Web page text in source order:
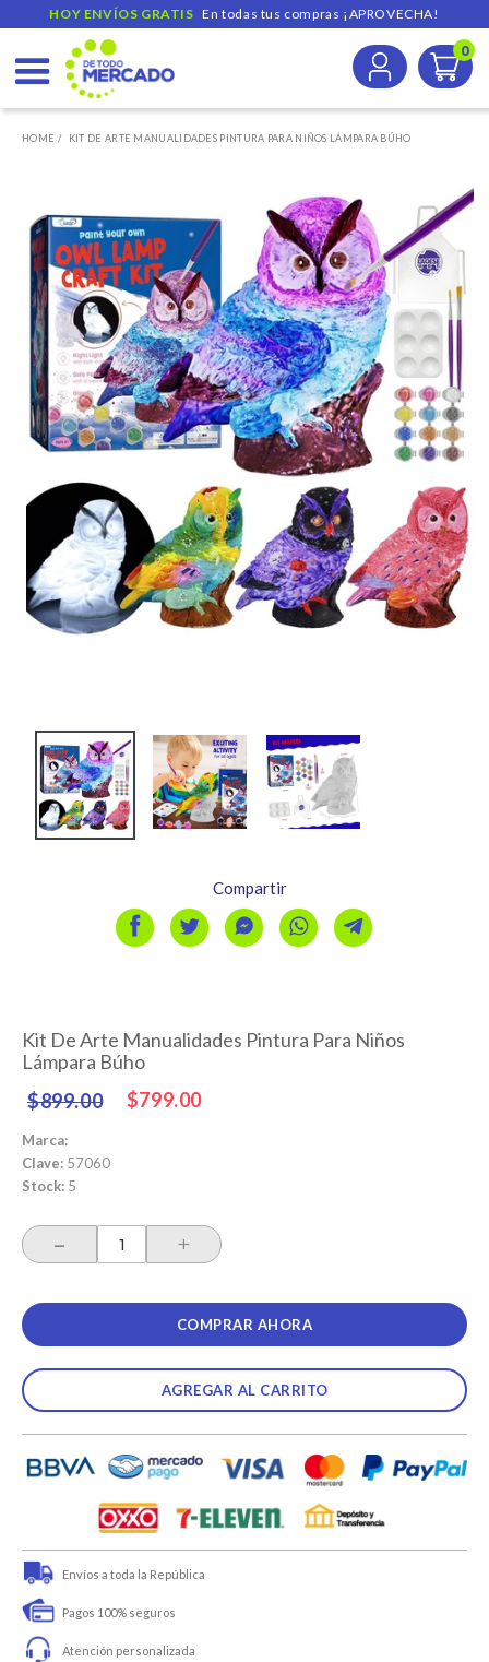
directamente
HOY ENVÍOS GRATIS En todas tus compras ¡APROVECHA!
0
HOME / KIT DE ARTE MANUALIDADES PINTURA PARA NIÑOS LÁMPARA BÚHO
Compartir
Kit De Arte Manualidades Pintura Para Niños
Lámpara Búho
Precio
habitual
$899.00
Precio
$799.00
Marca:
Clave: 57060
Stock: 5
- +
COMPRAR AHORA
AGREGAR AL CARRITO
Envíos a toda la República
Pagos 100% seguros
Atención personalizada